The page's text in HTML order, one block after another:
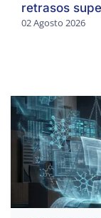
retrasos
02 Agosto 2026